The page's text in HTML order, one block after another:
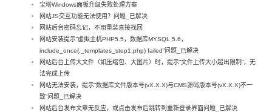
宝塔Windows面板升级失败处理方案
网站JS交互功能无法使用？问题_已解决
网站后台密码忘记，不用重装直接找回
网站安装提示“虚拟主机PHP5.5，数据库MYSQL 5.6，
include_once(._templates_step1.php) failed”问题_已解决
网站后台上传大文件（如压缩包、大图片）时，提示“文件上传大小超出限制”，无
法完成上传
网站无法安装，提示“数据库文件版本号(vX.X.X)与CMS源码版本号(vX.X.X)不一
致”问题_已解决
网站后台发布文章无反应，或点击发布后跳转到重新登录界面问题_已解决